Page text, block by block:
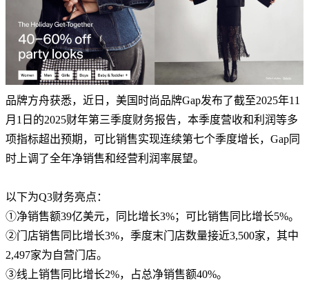
品牌方舟获悉，近日，美国时尚品牌Gap发布了截至2025年11
月1日的2025财年第三季度财务报告，本季度营收和利润等多
项指标超出预期，可比销售实现连续第七个季度增长，Gap同
时上调了全年净销售和经营利润率展望。
以下为Q3财务亮点：
①净销售额39亿美元，同比增长3%；可比销售同比增长5%。
②门店销售同比增长3%，季度末门店数量接近3,500家，其中
2,497家为自营门店。
③线上销售同比增长2%，占总净销售额40%。